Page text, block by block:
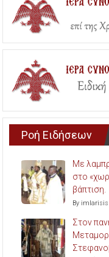
Ροή Ειδήσεων
Με
στο
βάπτιση.
By
Στον